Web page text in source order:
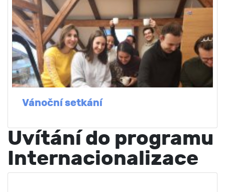
Vánoční setkání
Uvítání do programu
Internacionalizace